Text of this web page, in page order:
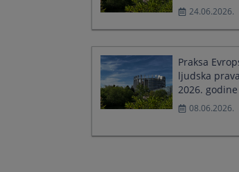
24.06.2026.
Praksa
ljudska
2026. godine
08.06.2026.